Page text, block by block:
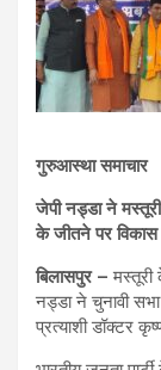
गुरुआस्था समाचार
जेपी नड्डा ने
के जीतने पर विकास
बिलासपुर – मस्तूरी
नड्डा ने चुनावी
प्रत्याशी डॉक्टर